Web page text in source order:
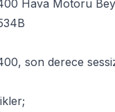
Hava Motoru
, son derece